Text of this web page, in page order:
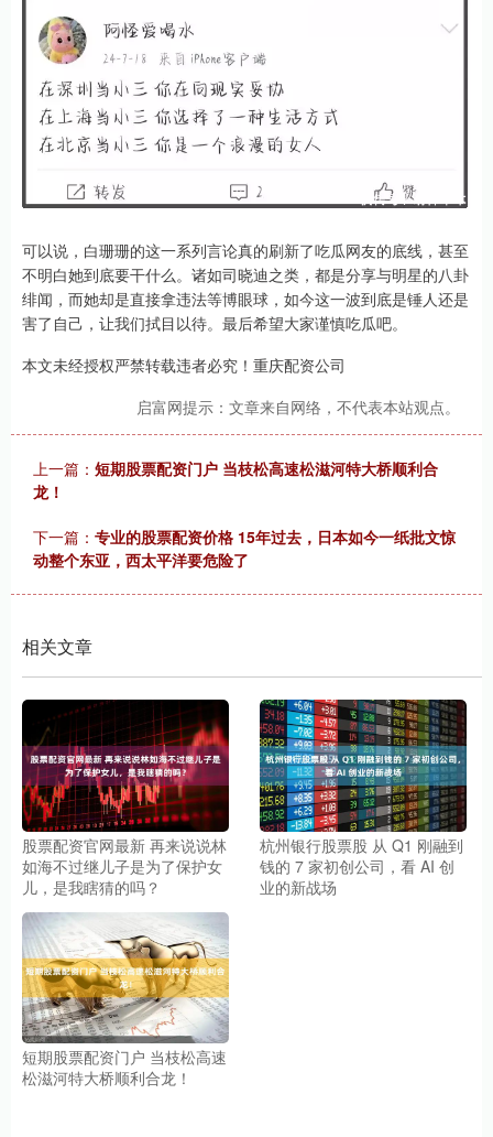
可以说，白珊珊的这一系列言论真的刷新了吃瓜网友的底线，甚至
不明白她到底要干什么。诸如司晓迪之类，都是分享与明星的八卦
绯闻，而她却是直接拿违法等博眼球，如今这一波到底是锤人还是
害了自己，让我们拭目以待。最后希望大家谨慎吃瓜吧。
本文未经授权严禁转载违者必究！重庆配资公司
启富网提示：文章来自网络，不代表本站观点。
上一篇： 短期股票配资门户 当枝松高速松滋河特大桥顺利合
龙！
下一篇： 专业的股票配资价格 15年过去，日本如今一纸批文惊
动整个东亚，西太平洋要危险了
相关文章
股票配资官网最新 再来说说林
如海不过继儿子是为了保护女
儿，是我瞎猜的吗？
杭州银行股票股 从 Q1 刚融到
钱的 7 家初创公司，看 AI 创
业的新战场
短期股票配资门户 当枝松高速
松滋河特大桥顺利合龙！